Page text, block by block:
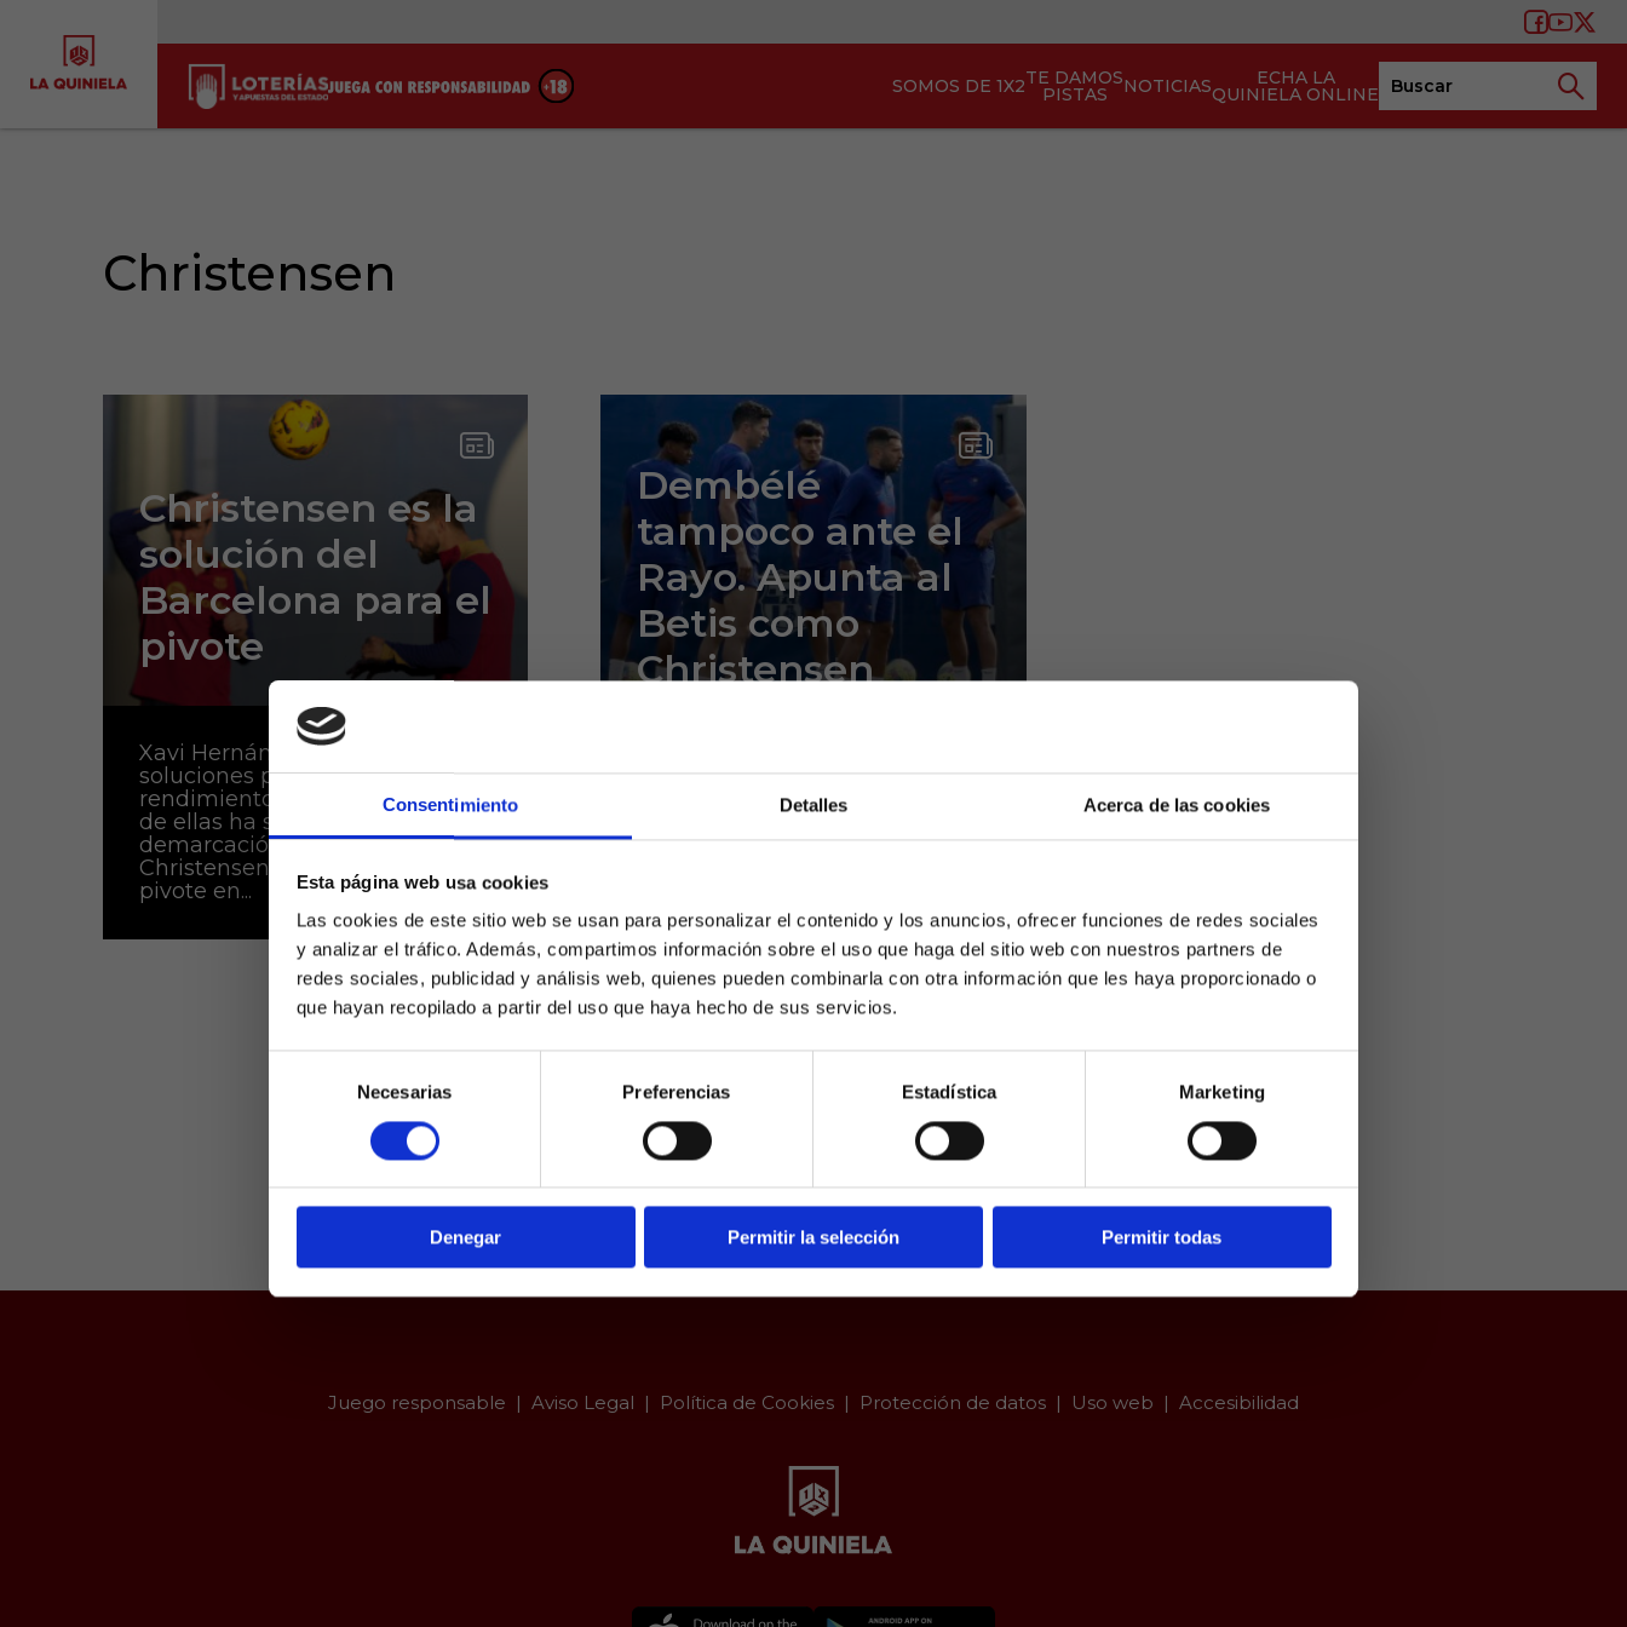
Consentimiento Detalles Acerca de las cookies
Esta página web usa cookies
Las cookies de este sitio web se usan para personalizar el contenido y los anuncios, ofrecer funciones de redes sociales
y analizar el tráfico. Además, compartimos información sobre el uso que haga del sitio web con nuestros partners de
redes sociales, publicidad y análisis web, quienes pueden combinarla con otra información que les haya proporcionado o
que hayan recopilado a partir del uso que haya hecho de sus servicios.
consentimiento
Necesarias Preferencias Estadística Marketing
Denegar Permitir la selección Permitir todas
SÍ, SOY MAYOR DE 18 AÑOS
NO SOY MAYOR DE 18 AÑOS
Laquiniela.es es un sitio cuyo contenido está dirigido, única y exclusivamente a
mayores de edad. Para asegurar que a este sitio web solo accedan usuarios mayores
de edad, se incorpora un filtro de edad al que se debe responder con
responsabilidad y veracidad.
SOMOS DE 1X2TE DAMOS
PISTAS NOTICIAS ECHA LA
QUINIELA ONLINE
Christensen
Christensen es la
solución del
Barcelona para el
pivote
Xavi Hernández está buscando
soluciones para mejorar el
rendimiento del equipo y una
de ellas ha sido la de cambiar la
demarcación de Andreas
Christensen y ponerlo como
pivote en...
Dembélé
tampoco ante el
Rayo. Apunta al
Betis como
Christensen
La recuperación de Ousmane
Dembélé se ha demorado
inicialmente y es que ni llegó al
Juego responsable Aviso Legal Política de Cookies Protección de datos Uso web Accesibilidad